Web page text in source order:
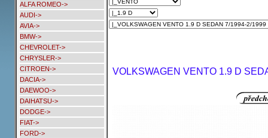
ALFA ROMEO->
AUDI->
AVIA->
BMW->
CHEVROLET->
CHRYSLER->
CITROEN->
DACIA->
DAEWOO->
DAIHATSU->
DODGE->
FIAT->
FORD->
VOLKSWAGEN VENTO 1.9 D